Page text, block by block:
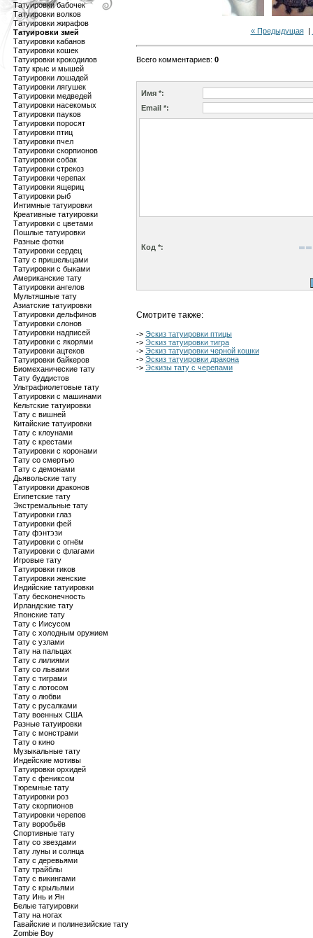
Татуировки бабочек
Татуировки волков
Татуировки жирафов
Татуировки змей
Татуировки кабанов
Татуировки кошек
Татуировки крокодилов
Тату крыс и мышей
Татуировки лошадей
Татуировки лягушек
Татуировки медведей
Татуировки насекомых
Татуировки пауков
Татуировки поросят
Татуировки птиц
Татуировки пчел
Татуировки скорпионов
Татуировки собак
Татуировки стрекоз
Татуировки черепах
Татуировки ящериц
Татуировки рыб
Интимные татуировки
Креативные татуировки
Татуировки с цветами
Пошлые татуировки
Разные фотки
Татуировки сердец
Тату с пришельцами
Татуировки с быками
Американские тату
Татуировки ангелов
Мультяшные тату
Азиатские татуировки
Татуировки дельфинов
Татуировки слонов
Татуировки надписей
Татуировки с якорями
Татуировки ацтеков
Татуировки байкеров
Биомеханические тату
Тату буддистов
Ультрафиолетовые тату
Татуировки с машинами
Кельтские татуировки
Тату с вишней
Китайские татуировки
Тату с клоунами
Тату с крестами
Татуировки с коронами
Тату со смертью
Тату с демонами
Дьявольские тату
Татуировки драконов
Египетские тату
Экстремальные тату
Татуировки глаз
Татуировки фей
Тату фэнтэзи
Татуировки с огнём
Татуировки с флагами
Игровые тату
Татуировки гиков
Татуировки женские
Индийские татуировки
Тату бесконечность
Ирландские тату
Японские тату
Тату с Иисусом
Тату с холодным оружием
Тату с узлами
Тату на пальцах
Тату с лилиями
Тату со львами
Тату с тиграми
Тату с лотосом
Тату о любви
Тату с русалками
Тату военных США
Разные татуировки
Тату с монстрами
Тату о кино
Музыкальные тату
Индейские мотивы
Татуировки орхидей
Тату с фениксом
Тюремные тату
Татуировки роз
Тату скорпионов
Татуировки черепов
Тату воробьёв
Спортивные тату
Тату со звездами
Тату луны и солнца
Тату с деревьями
Тату трайблы
Тату с викингами
Тату с крыльями
Тату Инь и Ян
Белые татуировки
Тату на ногах
Гавайские и полинезийские тату
Zombie Boy
« Предыдущая|
Всего комментариев: 0
Имя *:
Email *:
Код *:
Смотрите также:
-> Эскиз татуировки птицы
-> Эскиз татуировки тигра
-> Эскиз татуировки черной кошки
-> Эскиз татуировки дракона
-> Эскизы тату с черепами